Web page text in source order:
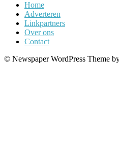
Home
Adverteren
Linkpartners
Over ons
Contact
© Newspaper WordPress Theme